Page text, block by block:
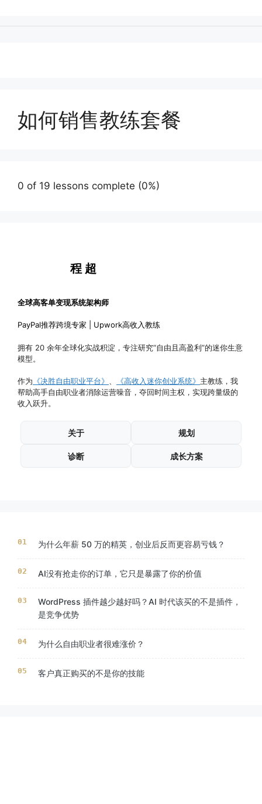
如何销售教练套餐
0 of 19 lessons complete (0%)
程 超
全球高客单变现系统架构师
PayPal推荐跨境专家 | Upwork高收入教练
拥有 20 余年全球化实战积淀，专注研究“自由且高盈利”的迷你生意
模型。
作为 《决胜自由职业平台》 《高收入迷你创业系统》 主教练，我
帮助高手自由职业者消除运营噪音，夺回时间主权，实现跨量级的
收入跃升。
关于 规划
诊断 成长方案
为什么年薪 50 万的精英，创业后反而更容易亏钱？
AI没有抢走你的订单，它只是暴露了你的价值
WordPress 插件越少越好吗？AI 时代该买的不是插件，
是竞争优势
为什么自由职业者很难涨价？
客户真正购买的不是你的技能